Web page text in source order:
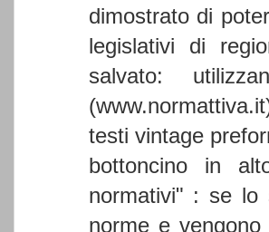
dimostrato di
legislativi di
salvato:
testi vintage
bottoncino in
normativi" : se lo
norme e